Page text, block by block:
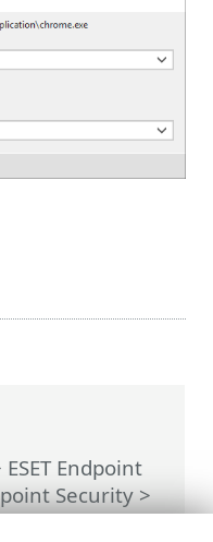
ESET Endpoint
Security>
de